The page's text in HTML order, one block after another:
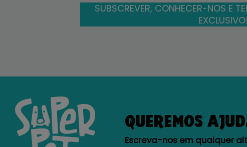
SUBSCREVER, CONHECER-NOS E
QUEREMOS
Escreva-nos em qualquer